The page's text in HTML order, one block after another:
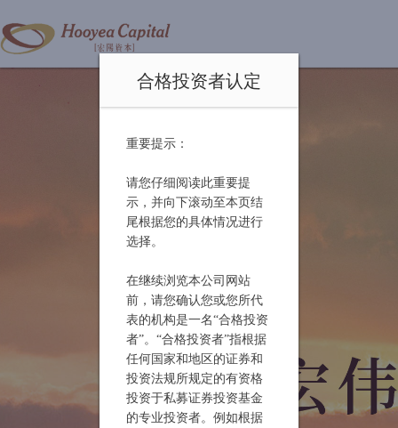
合格投资者认定
重要提示：
请您仔细阅读此重要提
示，并向下滚动至本页结
尾根据您的具体情况进行
选择。
在继续浏览本公司网站
前，请您确认您或您所代
表的机构是一名“合格投资
者”。“合格投资者”指根据
任何国家和地区的证券和
投资法规所规定的有资格
投资于私募证券投资基金
的专业投资者。例如根据